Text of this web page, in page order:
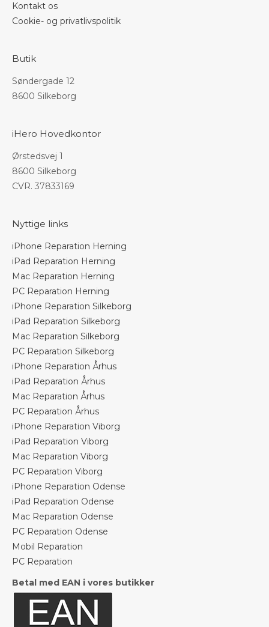
Kontakt os
Cookie- og privatlivspolitik
Butik
Søndergade 12
8600 Silkeborg
iHero Hovedkontor
Ørstedsvej 1
8600 Silkeborg
CVR. 37833169
Nyttige links
iPhone Reparation Herning
iPad Reparation Herning
Mac Reparation Herning
PC Reparation Herning
iPhone Reparation Silkeborg
iPad Reparation Silkeborg
Mac Reparation Silkeborg
PC Reparation Silkeborg
iPhone Reparation Århus
iPad Reparation Århus
Mac Reparation Århus
PC Reparation Århus
iPhone Reparation Viborg
iPad Reparation Viborg
Mac Reparation Viborg
PC Reparation Viborg
iPhone Reparation Odense
iPad Reparation Odense
Mac Reparation Odense
PC Reparation Odense
Mobil Reparation
PC Reparation
Betal med EAN i vores butikker